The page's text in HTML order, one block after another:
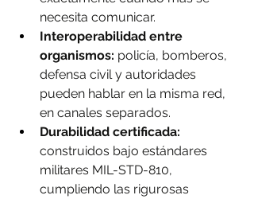
necesita comunicar.
Interoperabilidad entre
organismos: policía, bomberos,
defensa civil y autoridades
pueden hablar en la misma red,
en canales separados.
Durabilidad certificada:
construidos bajo estándares
militares MIL-STD-810,
cumpliendo las rigurosas